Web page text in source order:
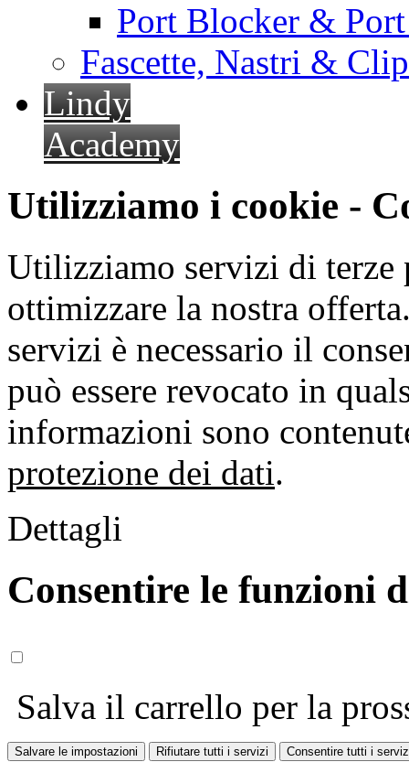
Port Blocker &
Fascette, Nastri &
Lindy
Academy
Utilizziamo i cookie -
Utilizziamo servizi di terze
ottimizzare la nostra
servizi è necessario il
può essere revocato in
informazioni sono
protezione dei dati.
Dettagli
Consentire le funzioni
Salva il carrello per la
Salvare le impostazioni Rifiutare tutti i servizi Consentire tutti i